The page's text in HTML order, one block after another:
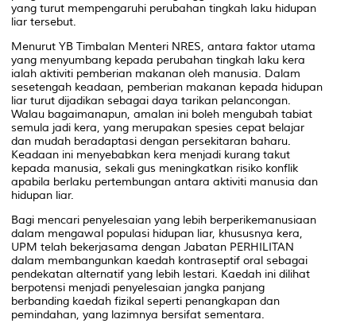
yang turut mempengaruhi perubahan tingkah laku hidupan
liar tersebut.
Menurut YB Timbalan Menteri NRES, antara faktor utama
yang menyumbang kepada perubahan tingkah laku kera
ialah aktiviti pemberian makanan oleh manusia. Dalam
sesetengah keadaan, pemberian makanan kepada hidupan
liar turut dijadikan sebagai daya tarikan pelancongan.
Walau bagaimanapun, amalan ini boleh mengubah tabiat
semula jadi kera, yang merupakan spesies cepat belajar
dan mudah beradaptasi dengan persekitaran baharu.
Keadaan ini menyebabkan kera menjadi kurang takut
kepada manusia, sekali gus meningkatkan risiko konflik
apabila berlaku pertembungan antara aktiviti manusia dan
hidupan liar.
Bagi mencari penyelesaian yang lebih berperikemanusiaan
dalam mengawal populasi hidupan liar, khususnya kera,
UPM telah bekerjasama dengan Jabatan PERHILITAN
dalam membangunkan kaedah kontraseptif oral sebagai
pendekatan alternatif yang lebih lestari. Kaedah ini dilihat
berpotensi menjadi penyelesaian jangka panjang
berbanding kaedah fizikal seperti penangkapan dan
pemindahan, yang lazimnya bersifat sementara.